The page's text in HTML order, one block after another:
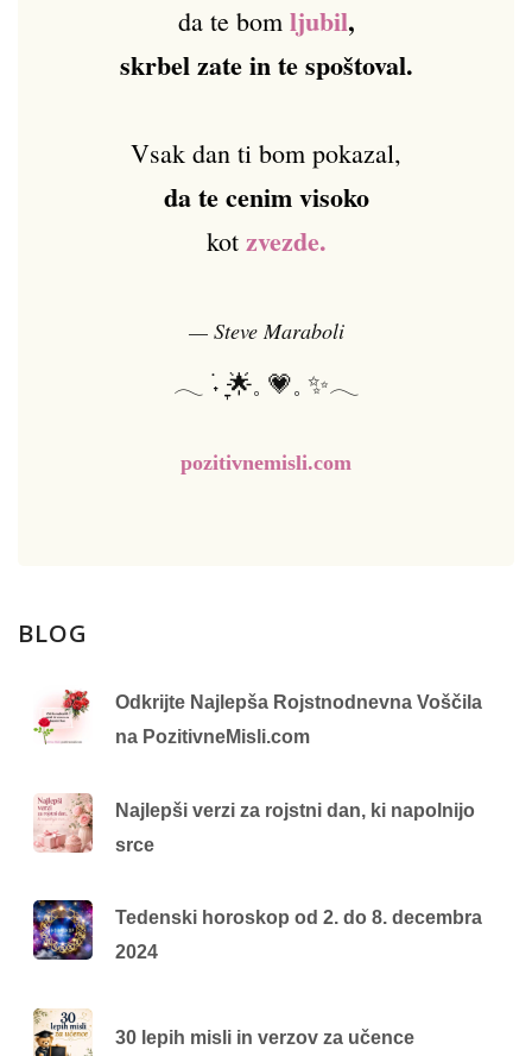
da te bom ljubil,
skrbel zate in te spoštoval.
Vsak dan ti bom pokazal,
da te cenim visoko
kot zvezde.
— Steve Maraboli
𓂃 ࣪˖ ִֶָ🌟𓈒 💗𓈒 ✨𓂃
pozitivnemisli.com
BLOG
Odkrijte Najlepša Rojstnodnevna Voščila
na PozitivneMisli.com
Najlepši verzi za rojstni dan, ki napolnijo
srce
Tedenski horoskop od 2. do 8. decembra
2024
30 lepih misli in verzov za učence